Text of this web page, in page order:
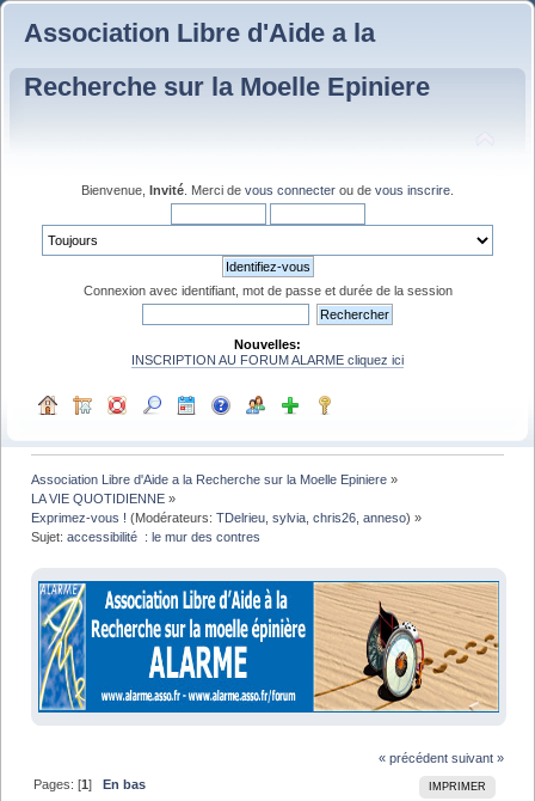
Association Libre d'Aide a la
Recherche sur la Moelle Epiniere
Bienvenue, Invité . Merci de vous connecter ou de vous inscrire
Connexion avec identifiant, mot de passe et durée de la session
Nouvelles:
INSCRIPTION AU FORUM ALARME cliquez ici
Association Libre d'Aide a la Recherche sur la Moelle Epiniere »
LA VIE QUOTIDIENNE »
Exprimez-vous ! (Modérateurs:TDelrieu ,sylvia ,chris26 ,anneso) »
Sujet:accessibilité  : le mur des contres
« précédent suivant »
IMPRIMER
Pages: [1] En bas